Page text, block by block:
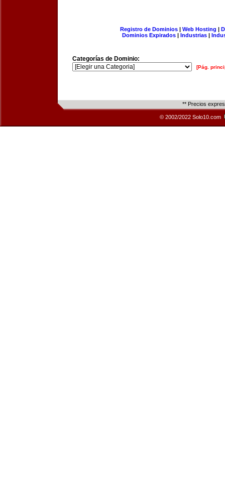
Registro de Dominios| Web Hosting |
Dominios Expirados | Industrias |
Categorías de Dominio:
[Pág.
** Precios
© 2002/2022 Solo10.com